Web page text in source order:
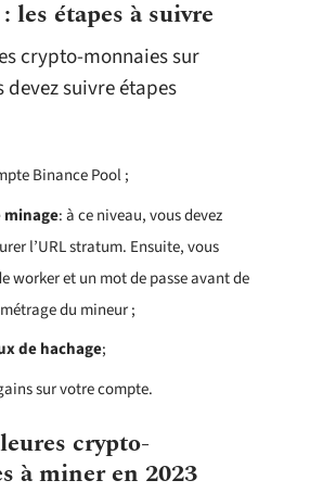
les étapes à suivre
crypto-monnaies sur
devez suivre étapes
Binance Pool ;
minage: à ce niveau, vous devez
l’URL stratum. Ensuite, vous
worker et un mot de passe avant de
du mineur ;
de hachage;
sur votre compte.
crypto-
à miner en 2023